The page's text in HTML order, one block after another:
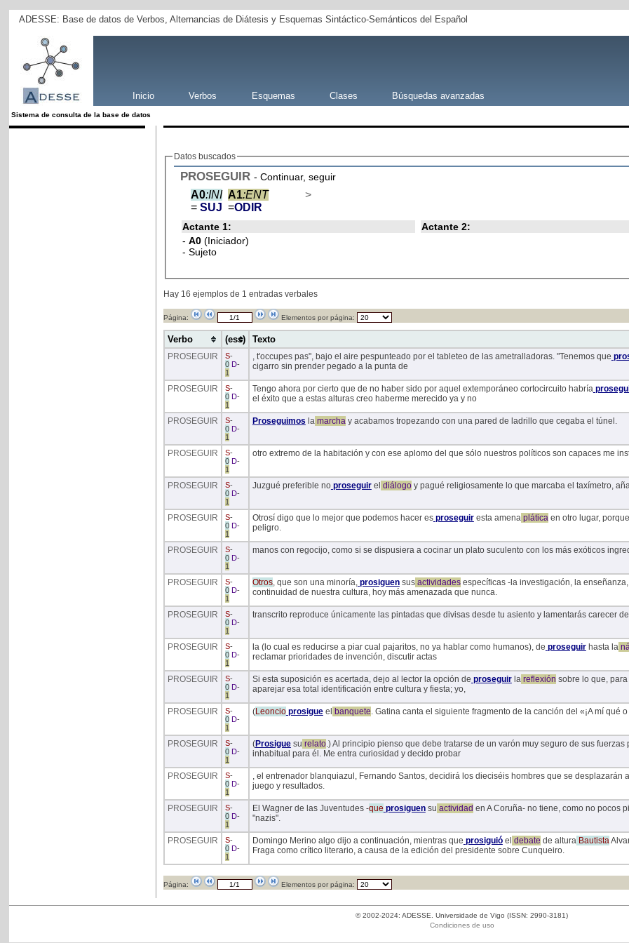
ADESSE: Base de datos de Verbos, Alternancias de Diátesis y Esquemas Sintáctico-Semánticos del Español
Inicio Verbos Esquemas Clases Búsquedas avanzadas
Sistema de consulta de la base de datos
Datos buscados
PROSEGUIR - Continuar, seguir
A0:INI
= SUJ
A1:ENT
=ODIR
>
Actante 1:
- A0 (Iniciador)
- Sujeto
Actante 2:
Hay 16 ejemplos de 1 entradas verbales
Página: Elementos por página:
Verbo (ess) Texto
PROSEGUIR S-
0 D-
1
, t'occupes pas", bajo el aire pespunteado por el tableteo de las ametralladoras. "Tenemos que
cigarro sin prender pegado a la punta de
PROSEGUIR S-
0 D-
1
Tengo ahora por cierto que de no haber sido por aquel extemporáneo cortocircuito habría
el éxito que a estas alturas creo haberme merecido ya y no
PROSEGUIR S-
0 D-
1
Proseguimos lamarchay acabamos tropezando con una pared de ladrillo que cegaba el túnel.
PROSEGUIR S-
0 D-
1
otro extremo de la habitación y con ese aplomo del que sólo nuestros políticos son capaces me
PROSEGUIR S-
0 D-
1
Juzgué preferible noproseguirel diálogoy pagué religiosamente lo que marcaba el taxímetro,
PROSEGUIR S-
0 D-
1
Otrosí digo que lo mejor que podemos hacer esproseguiresta amenapláticaen otro lugar,
peligro.
PROSEGUIR S-
0 D-
1
manos con regocijo, como si se dispusiera a cocinar un plato suculento con los más exóticos
PROSEGUIR S-
0 D-
1
Otros, que son una minoría,prosiguensusactividadesespecíficas -la investigación, la
continuidad de nuestra cultura, hoy más amenazada que nunca.
PROSEGUIR S-
0 D-
1
transcrito reproduce únicamente las pintadas que divisas desde tu asiento y lamentarás carecer
PROSEGUIR S-
0 D-
1
la (lo cual es reducirse a piar cual pajaritos, no ya hablar como humanos), de proseguirhasta la
reclamar prioridades de invención, discutir actas
PROSEGUIR S-
0 D-
1
Si esta suposición es acertada, dejo al lector la opción de proseguirlareflexión sobre lo que,
aparejar esa total identificación entre cultura y fiesta; yo,
PROSEGUIR S-
0 D-
1
(Leoncioprosigueel banquete. Gatina canta el siguiente fragmento de la canción del «¡A mí qué
PROSEGUIR S-
0 D-
1
(Prosiguesu relato.) Al principio pienso que debe tratarse de un varón muy seguro de sus
inhabitual para él. Me entra curiosidad y decido probar
PROSEGUIR S-
0 D-
1
, el entrenador blanquiazul, Fernando Santos, decidirá los dieciséis hombres que se desplazarán
juego y resultados.
PROSEGUIR S-
0 D-
1
El Wagner de las Juventudes -que prosiguensu actividad en A Coruña- no tiene, como no pocos
"nazis".
PROSEGUIR S-
0 D-
1
Domingo Merino algo dijo a continuación, mientras que prosiguióel debate de alturaBautista
Fraga como crítico literario, a causa de la edición del presidente sobre Cunqueiro.
Página: Elementos por página:
© 2002-2024: ADESSE. Universidade de Vigo (ISSN: 2990-3181)
Condiciones de uso